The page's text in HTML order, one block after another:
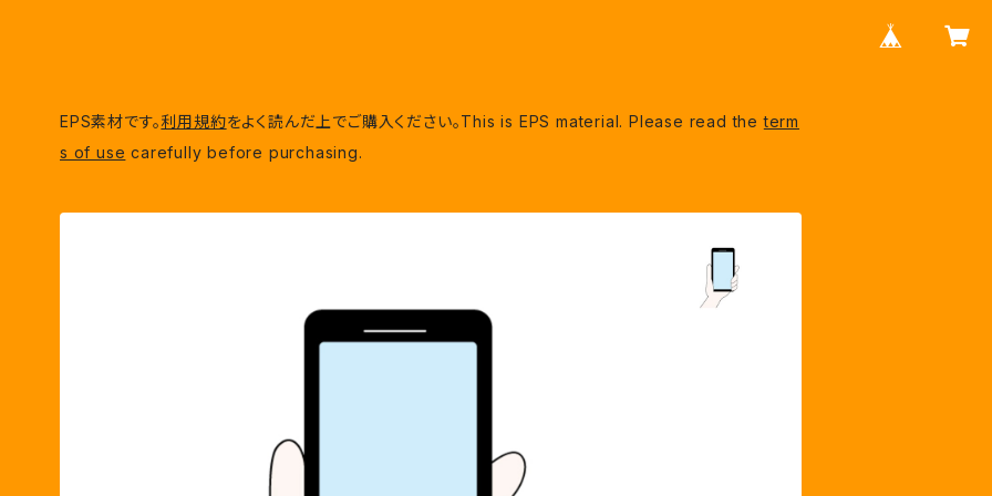
EPS素材です。利用規約をよく読んだ上でご購入ください。This is EPS material. Please read theterm
s of use carefully before purchasing.